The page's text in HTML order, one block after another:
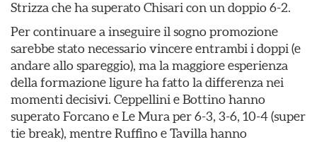
Strizza che ha superato Chisari con un doppio 6-2.
Per continuare a inseguire il sogno promozione
sarebbe stato necessario vincere entrambi i doppi (e
andare allo spareggio), ma la maggiore esperienza
della formazione ligure ha fatto la differenza nei
momenti decisivi. Ceppellini e Bottino hanno
superato Forcano e Le Mura per 6-3, 3-6, 10-4 (super
tie break), mentre Ruffino e Tavilla hanno